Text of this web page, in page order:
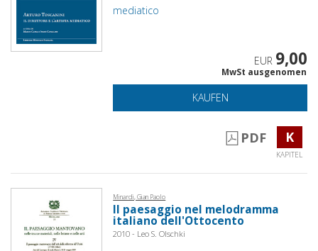
mediatico
EUR 9,00
MwSt ausgenomen
KAUFEN
PDF K
KAPITEL
Minardi, Gian Paolo
Il paesaggio nel melodramma
italiano dell'Ottocento
2010 - Leo S. Olschki